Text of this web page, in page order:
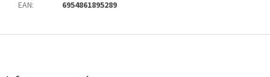
EAN: 6954861895289